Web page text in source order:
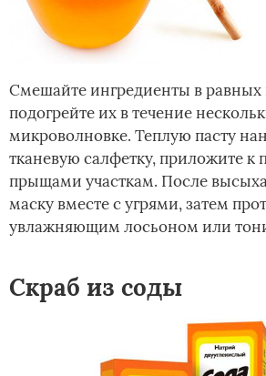
Смешайте ингредиенты в равных
подогрейте их в течение
микроволновке. Теплую пасту
тканевую салфетку, приложите к
прыщами участкам. После
маску вместе с угрями, затем
увлажняющим лосьоном или
Скраб из соды